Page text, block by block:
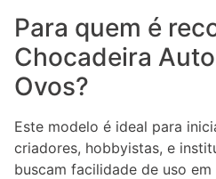
Para quem é
Chocadeira
Ovos?
Este modelo é ideal para
criadores, hobbyistas, e
buscam facilidade de uso